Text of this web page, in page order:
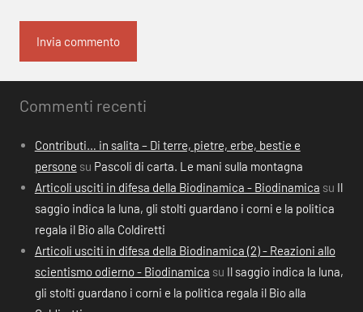
Commenti recenti
Contributi… in salita – Di terre, pietre, erbe, bestie e
persone su Pascoli di carta. Le mani sulla montagna
Articoli usciti in difesa della Biodinamica - Biodinamica su Il
saggio indica la luna, gli stolti guardano i corni e la politica
regala il Bio alla Coldiretti
Articoli usciti in difesa della Biodinamica (2) - Reazioni allo
scientismo odierno - Biodinamica su Il saggio indica la luna,
gli stolti guardano i corni e la politica regala il Bio alla